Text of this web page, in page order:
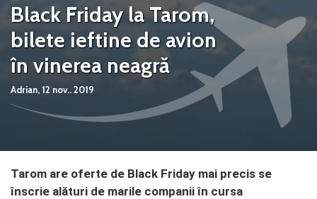
Black Friday la Tarom,
bilete ieftine de avion
în vinerea neagră
Adrian,12 nov.. 2019
Tarom are oferte de Black Friday mai precis se
înscrie alături de marile companii în cursa